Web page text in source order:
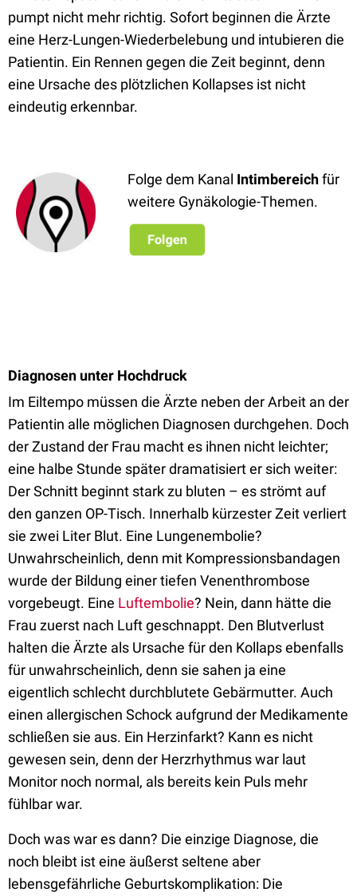
pumpt nicht mehr richtig. Sofort beginnen die Ärzte
eine Herz-Lungen-Wiederbelebung und intubieren die
Patientin. Ein Rennen gegen die Zeit beginnt, denn
eine Ursache des plötzlichen Kollapses ist nicht
eindeutig erkennbar.
Folge dem Kanal Intimbereichfür
weitere Gynäkologie-Themen.
Diagnosen unter Hochdruck
Im Eiltempo müssen die Ärzte neben der Arbeit an der
Patientin alle möglichen Diagnosen durchgehen. Doch
der Zustand der Frau macht es ihnen nicht leichter;
eine halbe Stunde später dramatisiert er sich weiter:
Der Schnitt beginnt stark zu bluten – es strömt auf
den ganzen OP-Tisch. Innerhalb kürzester Zeit verliert
sie zwei Liter Blut. Eine Lungenembolie?
Unwahrscheinlich, denn mit Kompressionsbandagen
wurde der Bildung einer tiefen Venenthrombose
vorgebeugt. Eine Luftembolie? Nein, dann hätte die
Frau zuerst nach Luft geschnappt. Den Blutverlust
halten die Ärzte als Ursache für den Kollaps ebenfalls
für unwahrscheinlich, denn sie sahen ja eine
eigentlich schlecht durchblutete Gebärmutter. Auch
einen allergischen Schock aufgrund der Medikamente
schließen sie aus. Ein Herzinfarkt? Kann es nicht
gewesen sein, denn der Herzrhythmus war laut
Monitor noch normal, als bereits kein Puls mehr
fühlbar war.
Doch was war es dann? Die einzige Diagnose, die
noch bleibt ist eine äußerst seltene aber
lebensgefährliche Geburtskomplikation: Die